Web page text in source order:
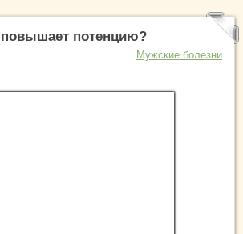
потенцию?
Мужские болезни